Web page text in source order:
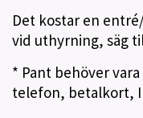
Det kostar en
vid uthyrning, säg
* Pant behöver
telefon, betalkort,